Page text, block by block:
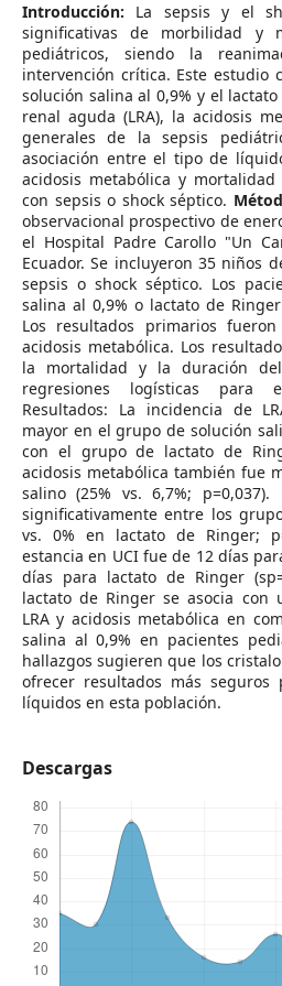
Introducción: La sepsis y el
significativas de morbilidad y
pediátricos, siendo la
intervención crítica. Este estudio
solución salina al 0,9% y el
renal aguda (LRA), la acidosis
generales de la sepsis
asociación entre el tipo de
acidosis metabólica y
con sepsis o shock séptico.
observacional prospectivo de
el Hospital Padre Carollo "Un
Ecuador. Se incluyeron 35 niños
sepsis o shock séptico. Los
salina al 0,9% o lactato de
Los resultados primarios
acidosis metabólica. Los
la mortalidad y la duración
regresiones logísticas para
Resultados: La incidencia de
mayor en el grupo de solución
con el grupo de lactato de
acidosis metabólica también fue
salino (25% vs. 6,7%;
significativamente entre los
vs. 0% en lactato de Ringer;
estancia en UCI fue de 12 días
días para lactato de Ringer
lactato de Ringer se asocia con
LRA y acidosis metabólica en
salina al 0,9% en pacientes
hallazgos sugieren que los
ofrecer resultados más seguros
líquidos en esta población.
Descargas